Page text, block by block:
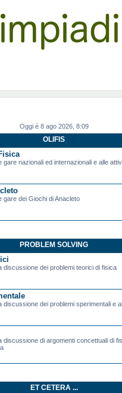
Oggi è 8 ago 2026, 8:09
OLIFIS
gare nazionali ed internazionali e alle
gare dei Giochi di Anacleto
PROBLEM SOLVING
discussione dei problemi teorici di fisica
discussione dei problemi sperimentali e
discussione di argomenti concettuali di
ET CETERA ...